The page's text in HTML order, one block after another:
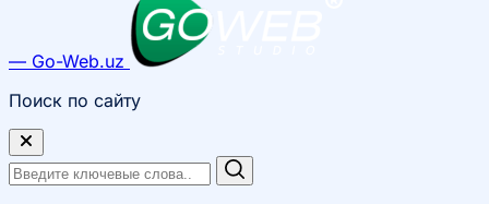
— Go-Web.uz
Поиск по сайту